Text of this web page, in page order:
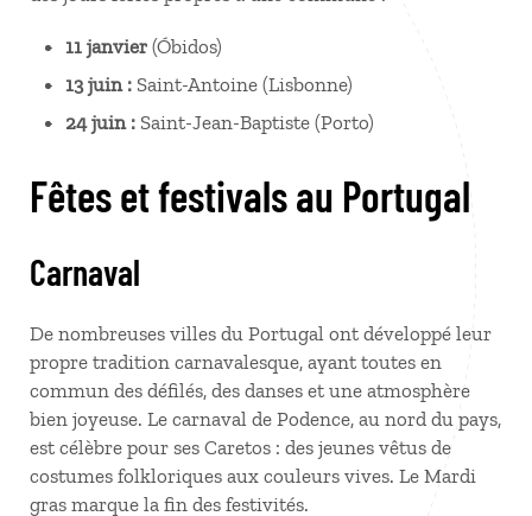
11 janvier (Óbidos)
13 juin : Saint-Antoine (Lisbonne)
24 juin : Saint-Jean-Baptiste (Porto)
Fêtes et festivals au Portugal
Carnaval
De nombreuses villes du Portugal ont développé leur
propre tradition carnavalesque, ayant toutes en
commun des défilés, des danses et une atmosphère
bien joyeuse. Le carnaval de Podence, au nord du pays,
est célèbre pour ses Caretos : des jeunes vêtus de
costumes folkloriques aux couleurs vives. Le Mardi
gras marque la fin des festivités.